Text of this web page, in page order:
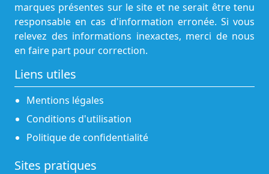
marques présentes sur le site et ne serait être tenu
responsable en cas d'information erronée. Si vous
relevez des informations inexactes, merci de nous
en faire part pour correction.
Liens utiles
Mentions légales
Conditions d'utilisation
Politique de confidentialité
Sites pratiques